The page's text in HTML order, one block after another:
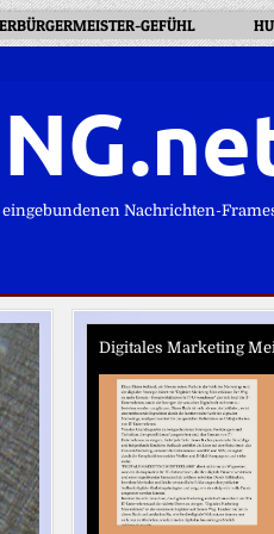
GEFÜHL
Nachrichten-
Digitales Marketing